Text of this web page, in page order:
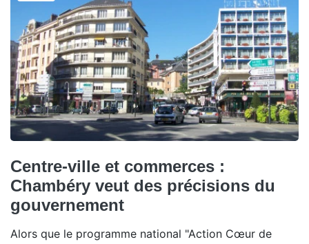
Centre-ville et commerces :
Chambéry veut des précisions du
gouvernement
Alors que le programme national "Action Cœur de